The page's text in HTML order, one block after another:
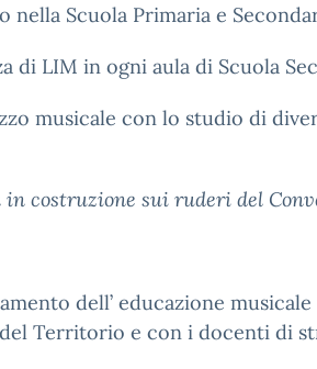
nella Scuola Primaria e
di LIM in ogni aula di Scuola
musicale con lo studio di
in costruzione sui ruderi del
dell’ educazione
Territorio e con i docenti di